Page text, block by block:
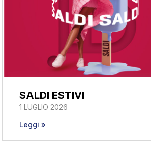
SALDI ESTIVI
1 LUGLIO 2026
Leggi »